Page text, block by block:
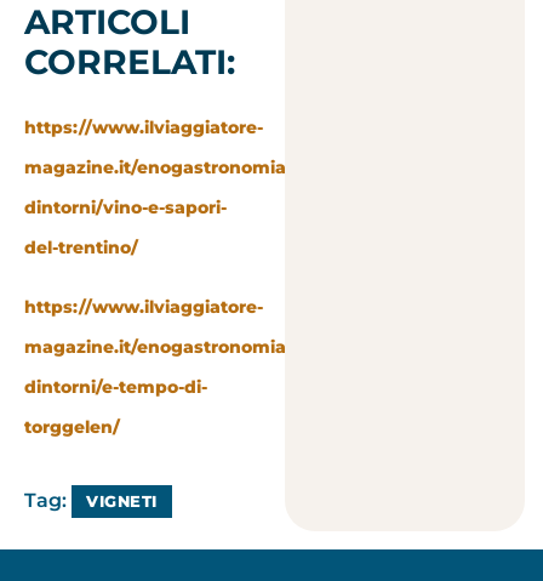
ARTICOLI
CORRELATI:
https://www.ilviaggiatore-
magazine.it/enogastronomia-
dintorni/vino-e-sapori-
del-trentino/
https://www.ilviaggiatore-
magazine.it/enogastronomia-
dintorni/e-tempo-di-
torggelen/
Tag: VIGNETI